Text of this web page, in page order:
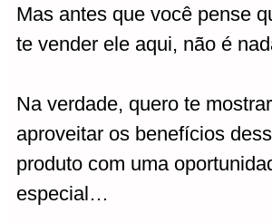
Mas antes que você pense
te vender ele aqui, não é
Na verdade, quero te
aproveitar os benefícios
produto com uma
especial…